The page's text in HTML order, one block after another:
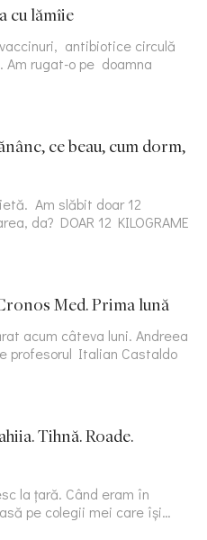
cu lămîie
antibiotice circulă
rugat-o pe doamna
ce beau, cum dorm,
Am slăbit doar 12
da? DOAR 12 KILOGRAME
Med. Prima lună
acum câteva luni. Andreea
profesorul Italian Castaldo
Tihnă. Roade.
la țară. Când eram în
pe colegii mei care își…